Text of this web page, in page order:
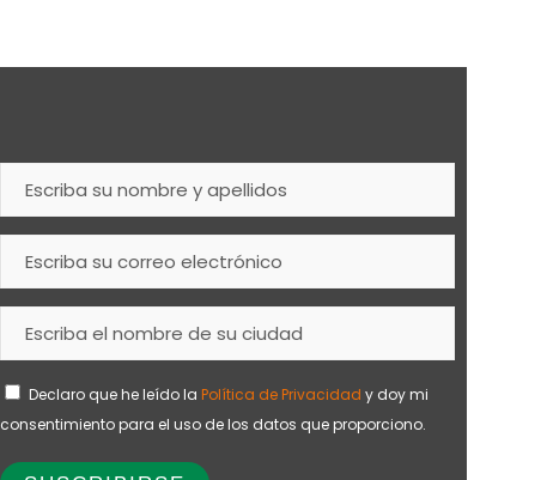
Declaro que he leído la Política de Privacidad y doy mi
consentimiento para el uso de los datos que proporciono.